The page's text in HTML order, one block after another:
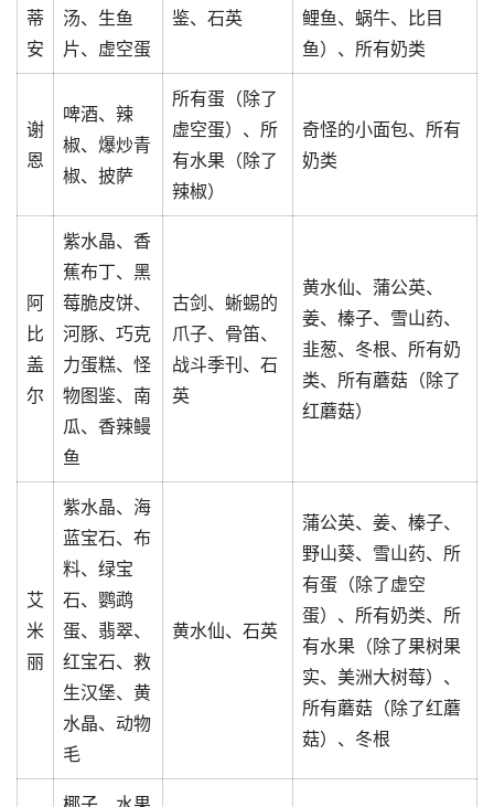
蒂
安
汤、生鱼
片、虚空蛋
鉴、石英
鲤鱼、蜗牛、比目
鱼）、所有奶类
谢
恩
啤酒、辣
椒、爆炒青
椒、披萨
所有蛋（除了
虚空蛋）、所
有水果（除了
辣椒）
奇怪的小面包、所有
奶类
阿
比
盖
尔
紫水晶、香
蕉布丁、黑
莓脆皮饼、
河豚、巧克
力蛋糕、怪
物图鉴、南
瓜、香辣鳗
鱼
古剑、蜥蜴的
爪子、骨笛、
战斗季刊、石
英
黄水仙、蒲公英、
姜、榛子、雪山药、
韭葱、冬根、所有奶
类、所有蘑菇（除了
红蘑菇）
艾
米
丽
紫水晶、海
蓝宝石、布
料、绿宝
石、鹦鹉
蛋、翡翠、
红宝石、救
生汉堡、黄
水晶、动物
毛
黄水仙、石英
蒲公英、姜、榛子、
野山葵、雪山药、所
有蛋（除了虚空
蛋）、所有奶类、所
有水果（除了果树果
实、美洲大树莓）、
所有蘑菇（除了红蘑
菇）、冬根